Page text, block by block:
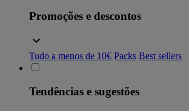
Promoções e descontos
Tudo a menos de 10€ Packs Best sellers
Tendências e sugestões